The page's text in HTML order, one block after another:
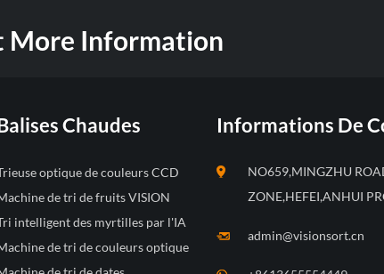
More Information
Chaudes
optique de couleurs CCD
de tri de fruits VISION
intelligent des myrtilles par l'IA
de tri de couleurs optique
Informations De
NO659,MINGZHU
ZONE,HEFEI,ANHUI
admin@visionsort.cn